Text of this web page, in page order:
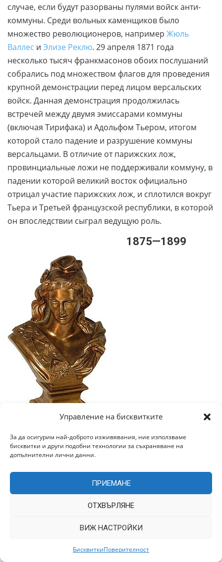
Управление на бисквитките
За да осигурим най-доброто изживявания, ние използваме
бисквитки и други подобни технологии за съхраняване на
допълнителни лични данни.
ПРИЕМАНЕ
ОТХВЪРЛЯНЕ
ВИЖ НАСТРОЙКИ
БисквиткиПоверителност
случае, если будут разорваны пулями войск анти-
коммуны. Среди вольных каменщиков было
множество революционеров, например Жюль
Валлес и Элизе Реклю. 29 апреля 1871 года
несколько тысяч франкмасонов обоих послушаний
собрались под множеством флагов для проведения
крупной демонстрации перед лицом версальских
войск. Данная демонстрация продолжилась
встречей между двумя эмиссарами коммуны
(включая Тирифака) и Адольфом Тьером, итогом
которой стало падение и разрушение коммуны
версальцами. В отличие от парижских лож,
провинциальные ложи не поддерживали коммуну, в
падении которой великий восток официально
отрицал участие парижских лож, и сплотился вокруг
Тьера и Третьей французской республики, в которой
он впоследствии сыграл ведущую роль.
1875—1899
Мариана. Одна из эмблем масонства Франции
(1879)
8 июля 1875Жюль Ферри(будущий министр
народного просвещения республики) и Эмиль
Литтре (автор словаря, названного его именем)
ложу«Милосердная дружба».
Французская республика хотела открыть светские
вступила в открытый конфликт с Католической